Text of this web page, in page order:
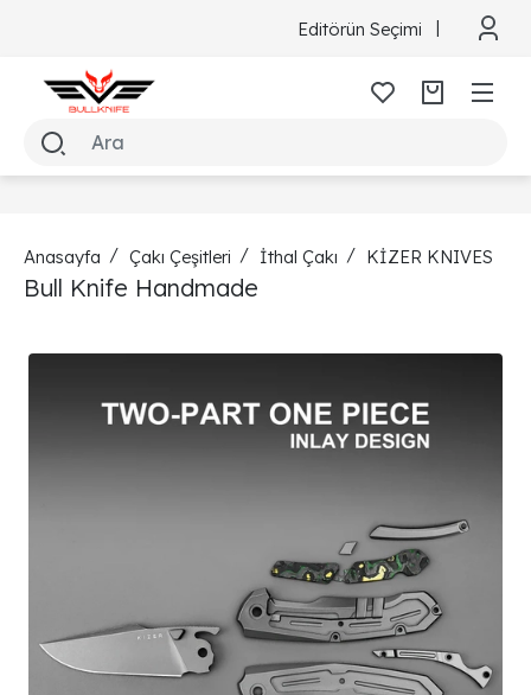
Editörün Seçimi
Anasayfa Çakı Çeşitleri İthal Çakı KİZER KNIVES
Bull Knife Handmade